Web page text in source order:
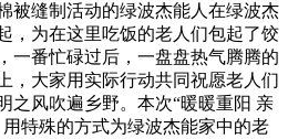
被缝制活动的绿波杰能人在绿波杰
，为在这里吃饭的老人们包起了饺
一番忙碌过后，一盘盘热气腾腾的
，大家用实际行动共同祝愿老人们
之风吹遍乡野。本次“暖暖重阳 亲
特殊的方式为绿波杰能家中的老